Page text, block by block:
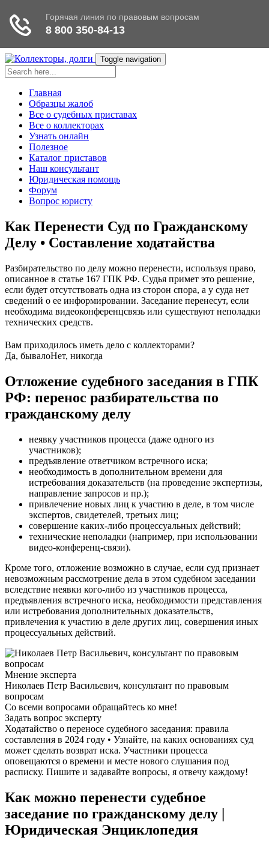
Toggle navigation
Главная
Образцы жалоб
Все о судебных приставах
Все о коллекторах
Узнать онлайн
Полезное
Каталог приставов
Наш консультант
Юридическая помощь
Форум
Вопрос юристу
Как Перенести Суд по Гражданскому
Делу • Составление ходатайства
Разбирательство по делу можно перенести, используя право,
описанное в статье 167 ГПК РФ. Судья примет это решение,
если будет отсутствовать одна из сторон спора, а у суда нет
сведений о ее информировании. Заседание перенесут, если
необходима видеоконференцсвязь или существуют неполадки
технических средств.
Вам приходилось иметь дело с коллекторами?
Да, бывалоНет, никогда
Отложение судебного заседания в ГПК
РФ: перенос разбирательства по
гражданскому делу
неявку участников процесса (даже одного из
участников);
предъявление ответчиком встречного иска;
необходимость в дополнительном времени для
истребования доказательств (на проведение экспертизы,
направление запросов и пр.);
привлечение новых лиц к участию в деле, в том числе
экспертов, свидетелей, третьих лиц;
совершение каких-либо процессуальных действий;
технические неполадки (например, при использовании
видео-конференц-связи).
Кроме того, отложение возможно в случае, если суд признает
невозможным рассмотрение дела в этом судебном заседании
вследствие неявки кого-либо из участников процесса,
предъявления встречного иска, необходимости представления
или истребования дополнительных доказательств,
привлечения к участию в деле других лиц, совершения иных
процессуальных действий.
Мнение эксперта
Николаев Петр Васильевич, консультант по правовым
вопросам
Со всеми вопросами обращайтесь ко мне!
Задать вопрос эксперту
Ходатайство о переносе судебного заседания: правила
составления в 2024 году • Узнайте, на каких основаниях суд
может сделать возврат иска. Участники процесса
оповещаются о времени и месте нового слушания под
расписку. Пишите и задавайте вопросы, я отвечу каждому!
Как можно перенести судебное
заседание по гражданскому делу |
Юридическая Энциклопедия